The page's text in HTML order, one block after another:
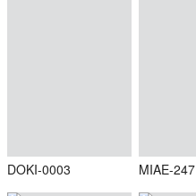
DOKI-0003 MIAE-247